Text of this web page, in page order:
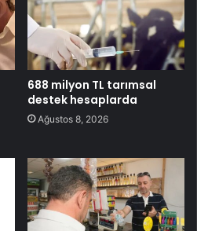
688 milyon TL tarımsal
destek hesaplarda
Ağustos 8, 2026